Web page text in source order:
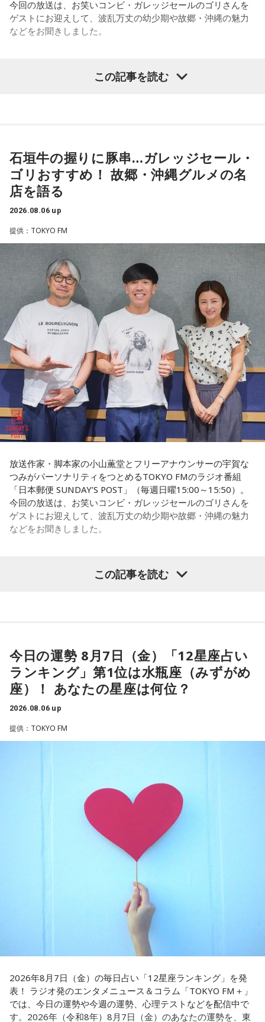
です。藏内さんって県議10期。40年近く県議会にいるわけで
す」
「どの知事、どの県庁幹部よりも古株になります。議会
や推薦を出すのか、という決定権を握っている。あとは役
人、教職員、警察署員といった地方公務員の人事にも影響力
を発揮することがあります」
長野「はい」
常井「人事の季節になるとドンの自宅に行列ができる、と言
われるんですね。別の地域で聴いた話ですが、ドンの家に入
ると、その訪問客は茶封筒を机の上にソッと出します。そし
てドンはポン、ポン、ポン、と手を当てて厚さを確かめる。
そのままスーッと返す。返された側は帰りがけ、広いお庭の
中にあるお社に両手を合わせ、賽銭箱に封筒を置いていく、
と。こういう逸話がまことしやかに語られること自体が、ド
ンの権力を大きくしているんですね。直接、命令しなくても
周りが勝手に忖度して動く、というのがドンの世界です」
長野「こういうドンが全国にいる、というわけですね」
常井「福岡って大物議員がたくさんいました。その中で藏内
さんはどういう位置づけか。麻生さん、武田さん、かつては
古賀誠さん、山崎拓さん、村上正邦さん、といった方も。大
物が同じ県内にたくさんいることが、ドンを生み出す第2の条
件です」
長野「はい」
分かれていて。知事選や市長選があると保守分裂になってし
民党県連会長にもなれた。ドンは保守分裂の中で育つんです
ね」
放送ではさらにドンの実態についての解説が続いた。
今回の放送は、お笑いコンビ・ガレッジセールのゴリさんを
ゲストにお迎えして、波乱万丈の幼少期や故郷・沖縄の魅力
などをお聞きしました。
（左から）パーソナリティの小山薫堂、ゴリさん、宇賀なつ
ゴリさんは、1972年沖縄県那覇市生まれ。沖縄の本土復帰か
らわずか1週間後に生まれた“復帰っ子”です。1995年に中学時
代の同級生・川田広樹さんとガレッジセールを結成し、バラ
エティ番組などで人気を集めました。2006年からは映画監督
としても活動。2019年公開の映画「洗骨」はモスクワ国際映
督協会新人賞を受賞しました。また、「おきなわ新喜劇」の
旗揚げやYouTube「ゴリ★オキナワ」などを通じて、故郷・
沖縄の魅力を発信し続けています。
本土復帰当時の記憶はありませんが、「僕らは“復帰っ子”と言
われている」と話すゴリさん。両親からは、復帰直後の沖縄
の活気や、ドルから円への切り替えをめぐる混乱を聞いて育
ちました。なかでも「『円になったほうがお金が減る』と文
句を言っていた」というエピソードは、当時ならではの出来
事として印象に残っているそうです。
小学生の頃に、「旅行に行こう」と言われて沖縄を離れ、大
阪へ。しかし翌朝、父親の姿はなく、「今日からおじさんと
おばさんと暮らすんだよ」と告げられます。「映画みたいな
嘘みたいな話で」と振り返るように、突然始まった新生活に
戸惑い、転校先でも誰とも話せない日々が続きました。
スの人気者の行動を観察。「面白いことをやると人が集ま
る」という気づきを得て、掃除の時間に机の上で松田聖子さ
んの「青い珊瑚礁」を歌いながら一発芸を披露。最初は教室
が静まり返ったものの、その後は「あんなに無口だった転校
生が急に変なことをやり出した」と話題になり、「お前、お
もろいな」「遊ぼうや」と友達の輪が一気に広がったといい
この出来事をきっかけに、「笑いは武器になる」と実感。
た。思いを伝えようとしたものの、感激のあまり「文法はめ
ちゃくちゃだし、早口で喋ったもんだから、ただただ引きつ
らせてしまいました」と当時を振り返り、苦笑いを見せまし
た。
沖縄を訪れたらぜひ足を運んでほしい場所として、ゴリさん
は国際通り近くの「せんべろ街」を紹介しました。「そこだ
け東南アジアの空気感もあるので、1つの場所で2つの旅行を
しているみたい」と、その独特の魅力を語ります。
なかでもおすすめとして挙げたのが「米仙」です。お酒3杯に
牛の握りが絶品」だと紹介。「炙りと生があるんですけど、
炙らないほうがおすすめです」と、地元ならではの楽しみ方
さらに、「末廣ブルース」も外せない1軒です。建物のレトロ
感が魅力の豚串専門店で、「タンだとかハラミだとかハツ、
と話します。「けっこうペッパーが強めで、かなりおいしい
豚串です」と太鼓判を押しました。
お気に入りのステーキ店を尋ねられると、ゴリさんは「エメ
この記事を読む
石垣牛の握りに豚串…ガレッジセール・
ゴリおすすめ！ 故郷・沖縄グルメの名
店を語る
2026.08.06 up
提供：TOKYO FM
放送作家・脚本家の小山薫堂とフリーアナウンサーの宇賀な
つみがパーソナリティをつとめるTOKYO FMのラジオ番組
「日本郵便 SUNDAY’S POST」（毎週日曜15:00～15:50）。
今回の放送は、お笑いコンビ・ガレッジセールのゴリさんを
ゲストにお迎えして、波乱万丈の幼少期や故郷・沖縄の魅力
などをお聞きしました。
（左から）パーソナリティの小山薫堂、ゴリさん、宇賀なつ
ゴリさんは、1972年沖縄県那覇市生まれ。沖縄の本土復帰か
らわずか1週間後に生まれた“復帰っ子”です。1995年に中学時
代の同級生・川田広樹さんとガレッジセールを結成し、バラ
エティ番組などで人気を集めました。2006年からは映画監督
としても活動。2019年公開の映画「洗骨」はモスクワ国際映
督協会新人賞を受賞しました。また、「おきなわ新喜劇」の
旗揚げやYouTube「ゴリ★オキナワ」などを通じて、故郷・
本土復帰当時の記憶はありませんが、「僕らは“復帰っ子”と言
われている」と話すゴリさん。両親からは、復帰直後の沖縄
の活気や、ドルから円への切り替えをめぐる混乱を聞いて育
ちました。なかでも「『円になったほうがお金が減る』と文
句を言っていた」というエピソードは、当時ならではの出来
事として印象に残っているそうです。
阪へ。しかし翌朝、父親の姿はなく、「今日からおじさんと
おばさんと暮らすんだよ」と告げられます。「映画みたいな
嘘みたいな話で」と振り返るように、突然始まった新生活に
戸惑い、転校先でも誰とも話せない日々が続きました。
孤独を感じるなかで、「何かしなきゃ」との思いから、クラ
る」という気づきを得て、掃除の時間に机の上で松田聖子さ
んの「青い珊瑚礁」を歌いながら一発芸を披露。最初は教室
が静まり返ったものの、その後は「あんなに無口だった転校
生が急に変なことをやり出した」と話題になり、「お前、お
この記事を読む
今日の運勢 8月7日（金）「12星座占い
ランキング」第1位は水瓶座（みずがめ
座）！ あなたの星座は何位？
2026.08.06 up
提供：TOKYO FM
2026年8月7日（金）の毎日占い「12星座ランキング」を発
表！ ラジオ発のエンタメニュース＆コラム「TOKYO FM＋」
では、今日の運勢や今週の運勢、心理テストなどを配信中で
す。2026年（令和8年）8月7日（金）のあなたの運勢を、東